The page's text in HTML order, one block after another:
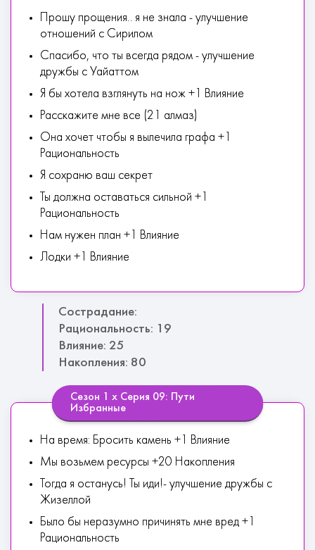
Прошу прощения.. я не знала - улучшение
отношений с Сирилом
Спасибо, что ты всегда рядом - улучшение
дружбы с Уайаттом
Я бы хотела взглянуть на нож +1 Влияние
Расскажите мне все (21 алмаз)
Она хочет чтобы я вылечила графа +1
Рациональность
Я сохраню ваш секрет
Ты должна оставаться сильной +1
Рациональность
Нам нужен план +1 Влияние
Лодки +1 Влияние
Сострадание:
Рациональность: 19
Влияние: 25
Накопления: 80
Сезон 1 х Серия 09: Пути
Избранные
На время: Бросить камень +1 Влияние
Мы возьмем ресурсы +20 Накопления
Тогда я останусь! Ты иди!- улучшение дружбы с
Жизеллой
Было бы неразумно причинять мне вред +1
Рациональность